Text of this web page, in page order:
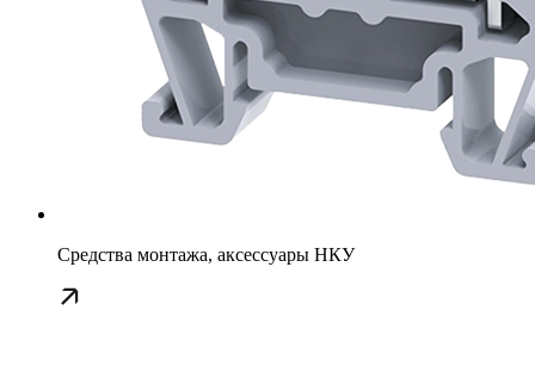
Средства монтажа, аксессуары НКУ